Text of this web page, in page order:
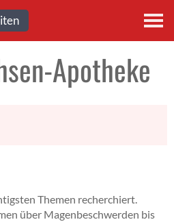
Apotheke
Themen recherchiert.
über Magenbeschwerden bis